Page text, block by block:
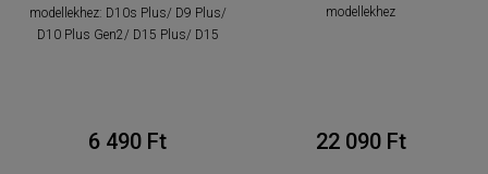
modellekhez: D10s Plus/ D9 Plus/
D10 Plus Gen2/ D15 Plus/ D15
6 490 Ft
modellekhez
22 090 Ft